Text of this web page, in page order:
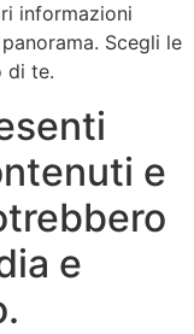
informazioni
Scegli le
di te.
e
e